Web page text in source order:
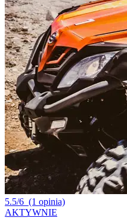
5.5/6 (1 opinia)
AKTYWNIE